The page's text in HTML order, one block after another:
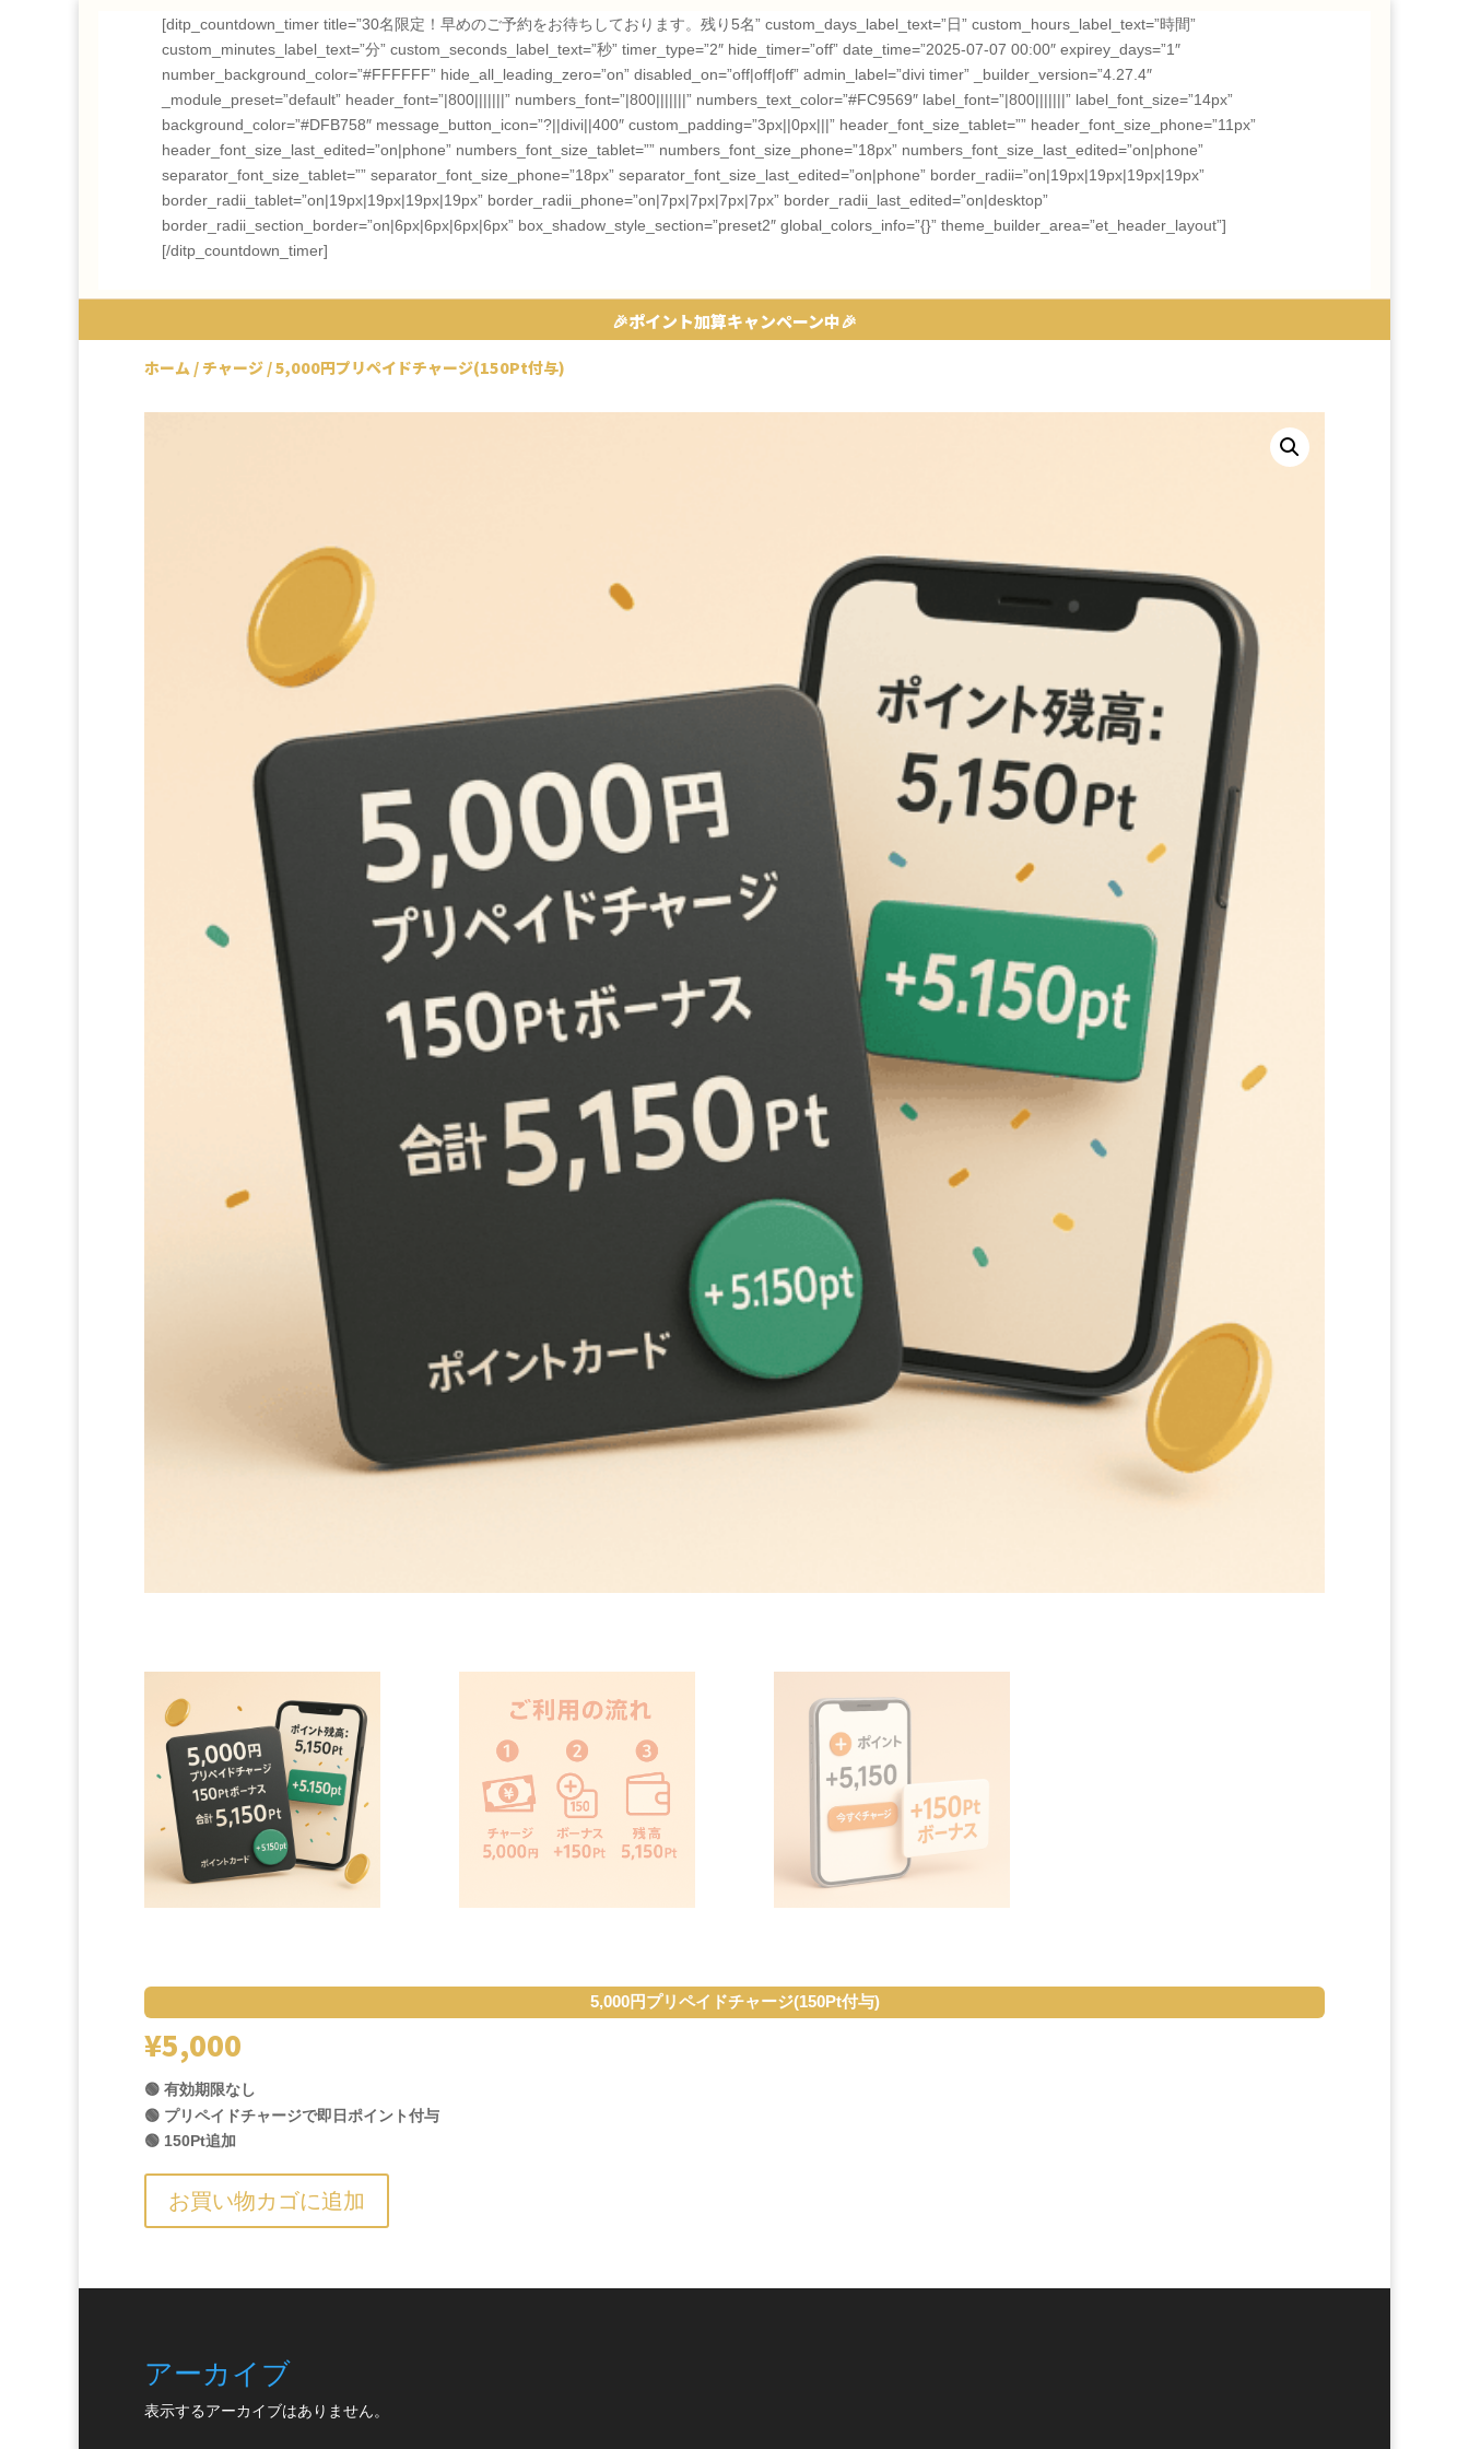
[ditp_countdown_timer title=”30名限定！早めのご予約をお待ちしております。残り5名” custom_days_label_text=”日” custom_hours_label_text=”時間”
custom_minutes_label_text=”分” custom_seconds_label_text=”秒” timer_type=”2″ hide_timer=”off” date_time=”2025-07-07 00:00″ expirey_days=”1″
number_background_color=”#FFFFFF” hide_all_leading_zero=”on” disabled_on=”off|off|off” admin_label=”divi timer” _builder_version=”4.27.4″
_module_preset=”default” header_font=”|800|||||||” numbers_font=”|800|||||||” numbers_text_color=”#FC9569″ label_font=”|800|||||||” label_font_size=”14px”
background_color=”#DFB758″ message_button_icon=”?||divi||400″ custom_padding=”3px||0px|||” header_font_size_tablet=”” header_font_size_phone=”11px”
header_font_size_last_edited=”on|phone” numbers_font_size_tablet=”” numbers_font_size_phone=”18px” numbers_font_size_last_edited=”on|phone”
separator_font_size_tablet=”” separator_font_size_phone=”18px” separator_font_size_last_edited=”on|phone” border_radii=”on|19px|19px|19px|19px”
border_radii_tablet=”on|19px|19px|19px|19px” border_radii_phone=”on|7px|7px|7px|7px” border_radii_last_edited=”on|desktop”
border_radii_section_border=”on|6px|6px|6px|6px” box_shadow_style_section=”preset2″ global_colors_info=”{}” theme_builder_area=”et_header_layout”]
[/ditp_countdown_timer]
🎉ポイント加算キャンペーン中🎉
ホーム / チャージ / 5,000円プリペイドチャージ(150Pt付与)
5,000円プリペイドチャージ(150Pt付与)
¥5,000
🟢 有効期限なし
🟢 プリペイドチャージで即日ポイント付与
🟢 150Pt追加
お買い物カゴに追加
アーカイブ
表示するアーカイブはありません。